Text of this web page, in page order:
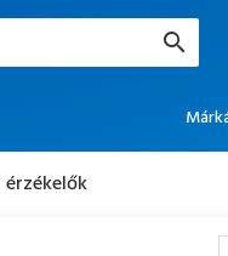
érzékelők